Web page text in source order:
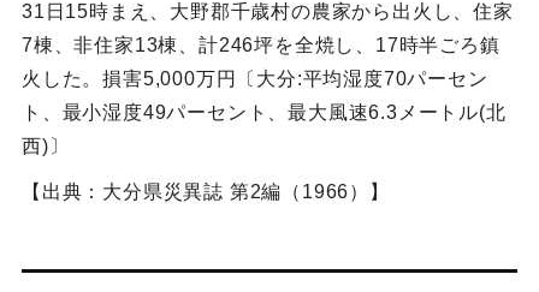
31日15時まえ、大野郡千歳村の農家から出火し、住家
7棟、非住家13棟、計246坪を全焼し、17時半ごろ鎮
火した。損害5,000万円〔大分:平均湿度70パーセン
ト、最小湿度49パーセント、最大風速6.3メートル(北
西)〕
【出典：大分県災異誌 第2編（1966）】